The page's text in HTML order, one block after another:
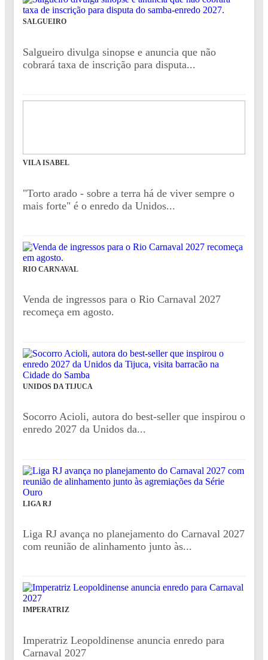
SALGUEIRO
Salgueiro divulga sinopse e anuncia que não
cobrará taxa de inscrição para disputa...
VILA ISABEL
"Torto arado - sobre a terra há de viver sempre o
mais forte" é o enredo da Unidos...
RIO CARNAVAL
Venda de ingressos para o Rio Carnaval 2027
recomeça em agosto.
UNIDOS DA TIJUCA
Socorro Acioli, autora do best-seller que inspirou o
enredo 2027 da Unidos da...
LIGA RJ
Liga RJ avança no planejamento do Carnaval 2027
com reunião de alinhamento junto às...
IMPERATRIZ
Imperatriz Leopoldinense anuncia enredo para
Carnaval 2027